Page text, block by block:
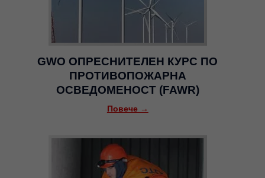
GWO ОПРЕСНИТЕЛЕН КУРС ПО
ПРОТИВОПОЖАРНА
ОСВЕДОМЕНОСТ (FAWR)
Повече →